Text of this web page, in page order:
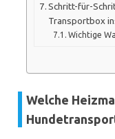
Schritt-für-
Transportbox
Wichtige
Welche